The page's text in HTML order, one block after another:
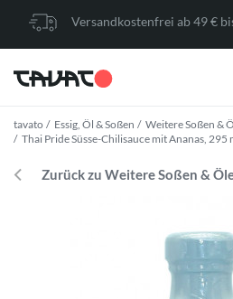
Versandkostenfrei ab 49 €
tavato Essig, Öl & Soßen
Weitere Soßen &
Thai Pride Süsse-Chilisauce mit Ananas, 295
Zurück zu Weitere Soßen &